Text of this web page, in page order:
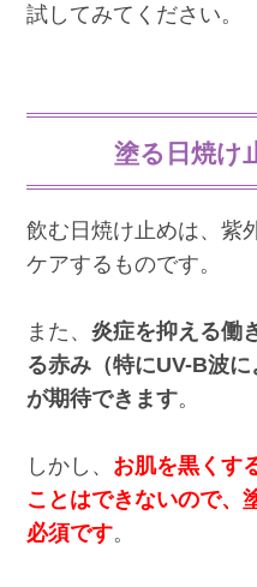
試してみてください。
塗る日焼け
飲む日焼け止めは、紫
ケアするものです。
また、 炎症を抑える働
る赤み（特にUV-B波
が期待できます。
しかし、 お肌を黒くす
ことはできないので、
必須です。